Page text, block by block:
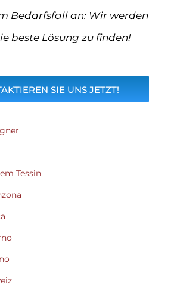
Bedarfsfall an: Wir werden
beste Lösung zu finden!
SIE UNS JETZT!
Tessin